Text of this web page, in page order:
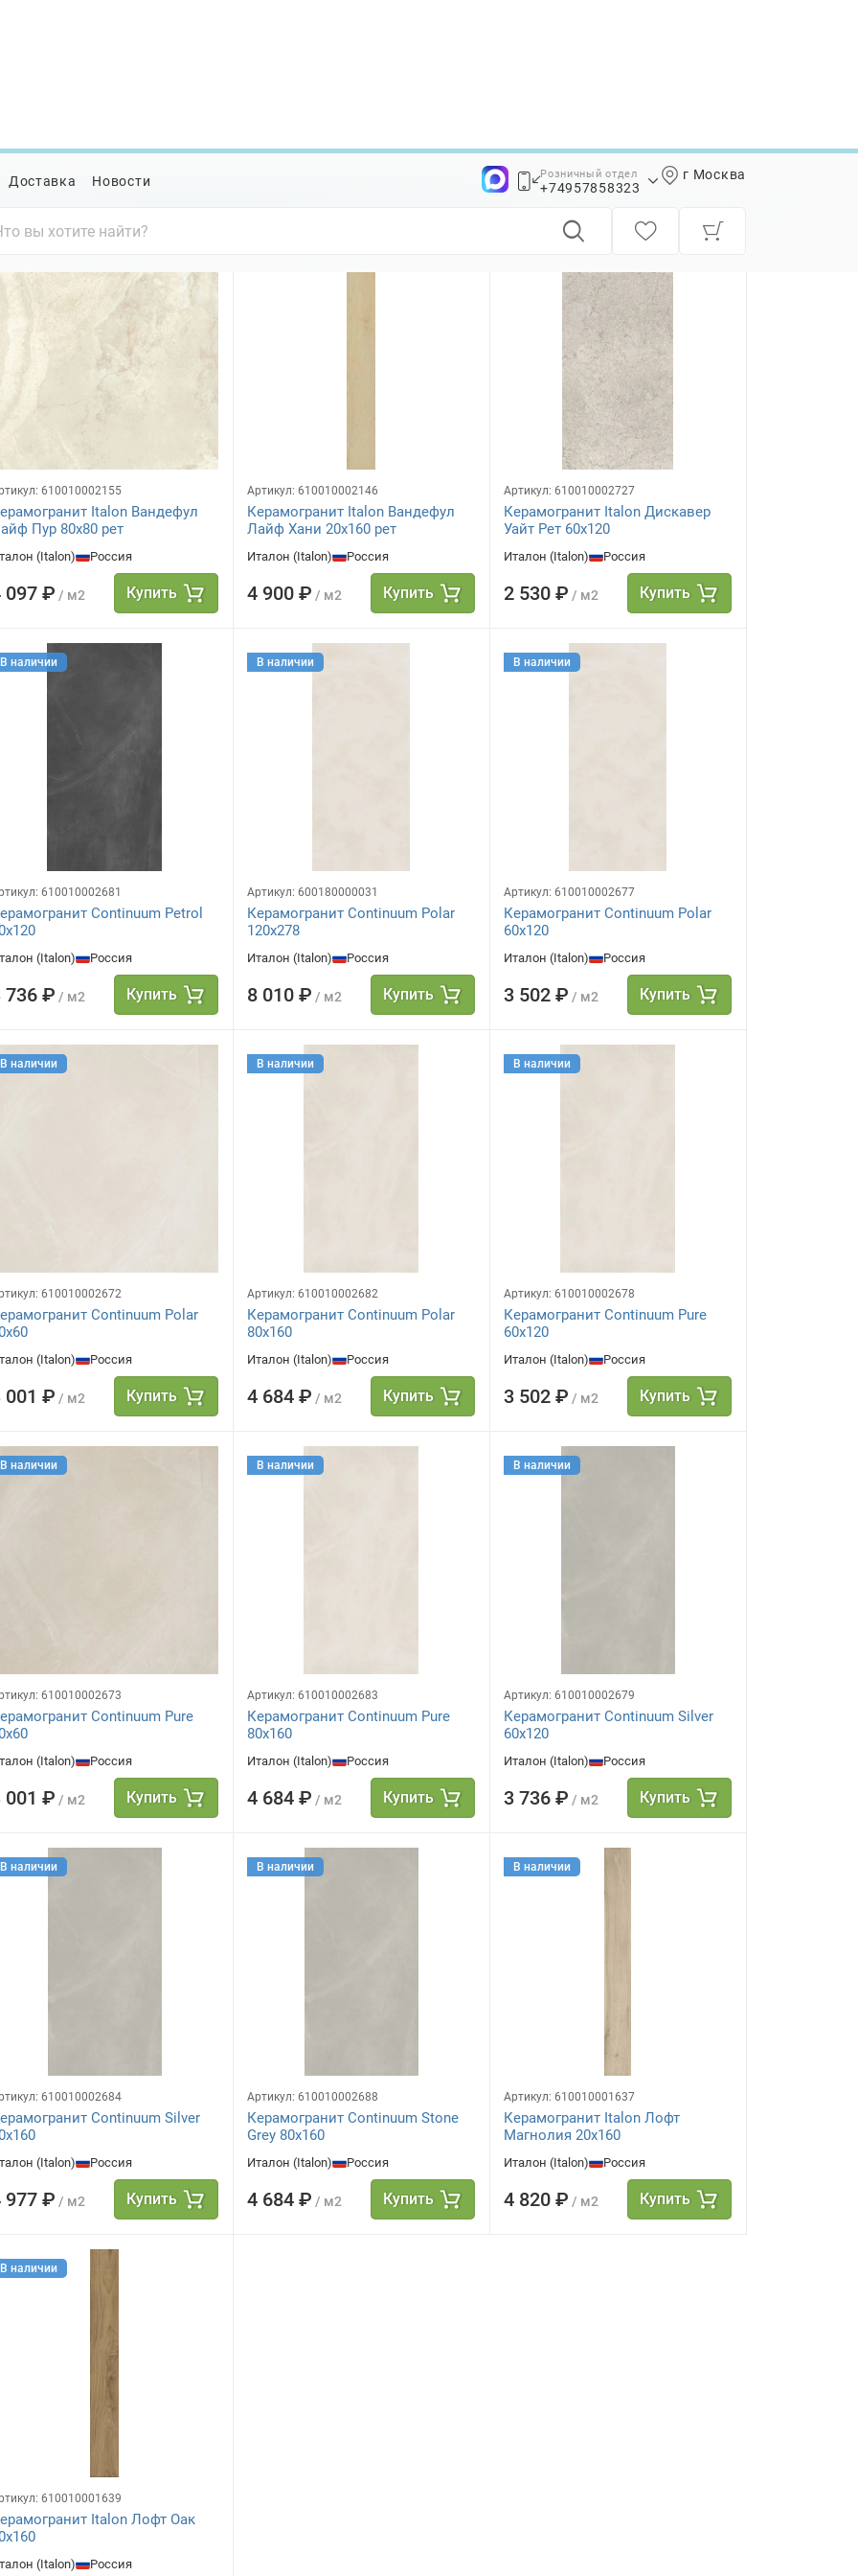
Доставка Новости Розничный отдел
+74957858323
г Москва
для коридора
610010002155
Italon Вандефул
Пур 80х80 рет
(Italon) Россия
097 ₽ / м2 Купить
Артикул: 610010002146
Керамогранит Italon Вандефул
Лайф Хани 20х160 рет
Италон (Italon) Россия
4 900 ₽ / м2 Купить
Артикул: 610010002727
Керамогранит Italon Дискавер
Уайт Рет 60х120
Италон (Italon) Россия
2 530 ₽ / м2 Купить
В наличии
610010002681
Continuum Petrol
(Italon) Россия
736 ₽ / м2 Купить
В наличии
Артикул: 600180000031
Керамогранит Continuum Polar
120x278
Италон (Italon) Россия
8 010 ₽ / м2 Купить
В наличии
Артикул: 610010002677
Керамогранит Continuum Polar
60x120
Италон (Italon) Россия
3 502 ₽ / м2 Купить
В наличии
610010002672
Continuum Polar
(Italon) Россия
001 ₽ / м2 Купить
В наличии
Артикул: 610010002682
Керамогранит Continuum Polar
80x160
Италон (Italon) Россия
4 684 ₽ / м2 Купить
В наличии
Артикул: 610010002678
Керамогранит Continuum Pure
60x120
Италон (Italon) Россия
3 502 ₽ / м2 Купить
В наличии
610010002673
Continuum Pure
(Italon) Россия
001 ₽ / м2 Купить
В наличии
Артикул: 610010002683
Керамогранит Continuum Pure
80x160
Италон (Italon) Россия
4 684 ₽ / м2 Купить
В наличии
Артикул: 610010002679
Керамогранит Continuum Silver
60x120
Италон (Italon) Россия
3 736 ₽ / м2 Купить
В наличии
610010002684
Continuum Silver
(Italon) Россия
977 ₽ / м2 Купить
В наличии
Артикул: 610010002688
Керамогранит Continuum Stone
Grey 80x160
Италон (Italon) Россия
4 684 ₽ / м2 Купить
В наличии
Артикул: 610010001637
Керамогранит Italon Лофт
Магнолия 20х160
Италон (Italon) Россия
4 820 ₽ / м2 Купить
В наличии
610010001639
Italon Лофт Оак
(Italon) Россия